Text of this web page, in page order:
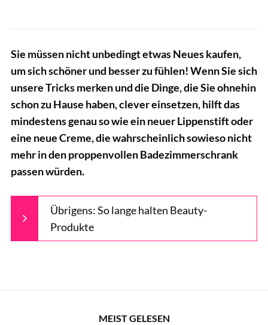
Sie müssen nicht unbedingt etwas Neues kaufen,
um sich schöner und besser zu fühlen! Wenn Sie sich
unsere Tricks merken und die Dinge, die Sie ohnehin
schon zu Hause haben, clever einsetzen, hilft das
mindestens genau so wie ein neuer Lippenstift oder
eine neue Creme, die wahrscheinlich sowieso nicht
mehr in den proppenvollen Badezimmerschrank
passen würden.
Übrigens: So lange halten Beauty-
Produkte
MEIST GELESEN